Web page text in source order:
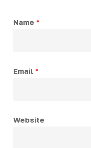
Name *
Email *
Website